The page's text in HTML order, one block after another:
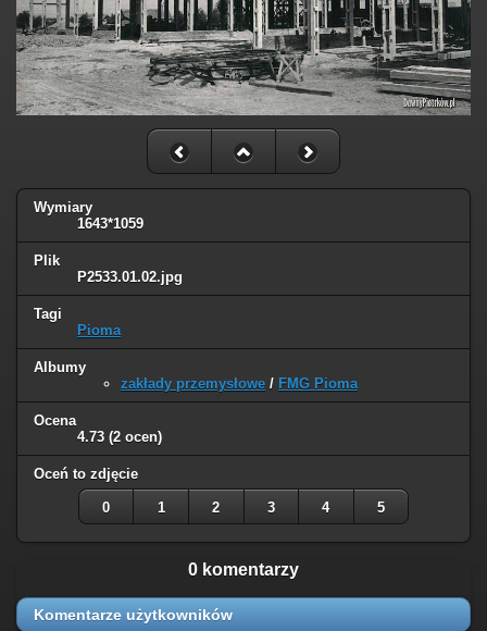
Wymiary
1643*1059
Plik
P2533.01.02.jpg
Tagi
Pioma
Albumy
zakłady przemysłowe / FMG Pioma
Ocena
4.73 (2 ocen)
Oceń to zdjęcie
0 1 2 3 4 5
0 komentarzy
Komentarze użytkowników